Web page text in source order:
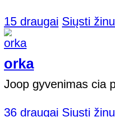
15 draugai Siųsti
orka
Joop gyvenimas cia
36 draugai Siųsti